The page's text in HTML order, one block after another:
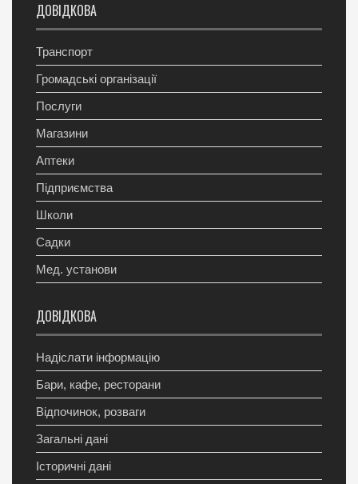
ДОВІДКОВА
Транспорт
Громадські організації
Послуги
Магазини
Аптеки
Підприємства
Школи
Садки
Мед. установи
ДОВІДКОВА
Надіслати інформацію
Бари, кафе, ресторани
Відпочинок, розваги
Загальні дані
Історичні дані